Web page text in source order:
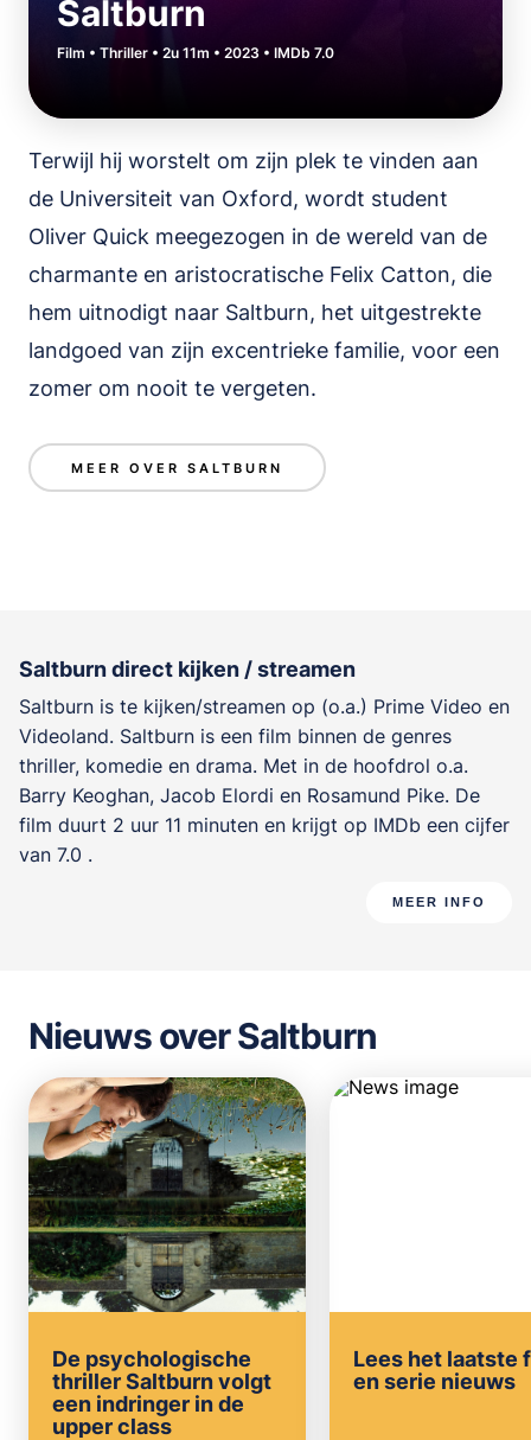
Saltburn
Film • Thriller • 2u 11m • 2023 • IMDb 7.0
Terwijl hij worstelt om zijn plek te vinden aan
de Universiteit van Oxford, wordt student
Oliver Quick meegezogen in de wereld van de
charmante en aristocratische Felix Catton, die
hem uitnodigt naar Saltburn, het uitgestrekte
landgoed van zijn excentrieke familie, voor een
zomer om nooit te vergeten.
MEER OVER SALTBURN
Saltburn direct kijken / streamen
Saltburn is te kijken/streamen op (o.a.) Prime Video en
Videoland. Saltburn is een film binnen de genres
thriller, komedie en drama. Met in de hoofdrol o.a.
Barry Keoghan, Jacob Elordi en Rosamund Pike. De
film duurt 2 uur 11 minuten en krijgt op IMDb een cijfer
van 7.0 .
MEER INFO
Nieuws over Saltburn
De psychologische
thriller Saltburn volgt
een indringer in de
upper class
Lees het laatste
en serie nieuws